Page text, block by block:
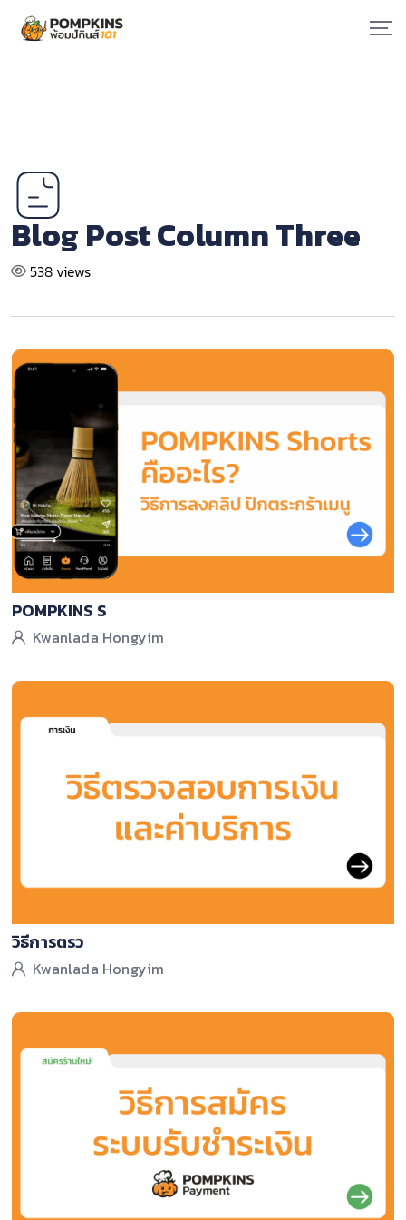
Blog Post Column Three
538 views
POMPKINS S
Kwanlada Hongyim
วิธีการตรว
Kwanlada Hongyim